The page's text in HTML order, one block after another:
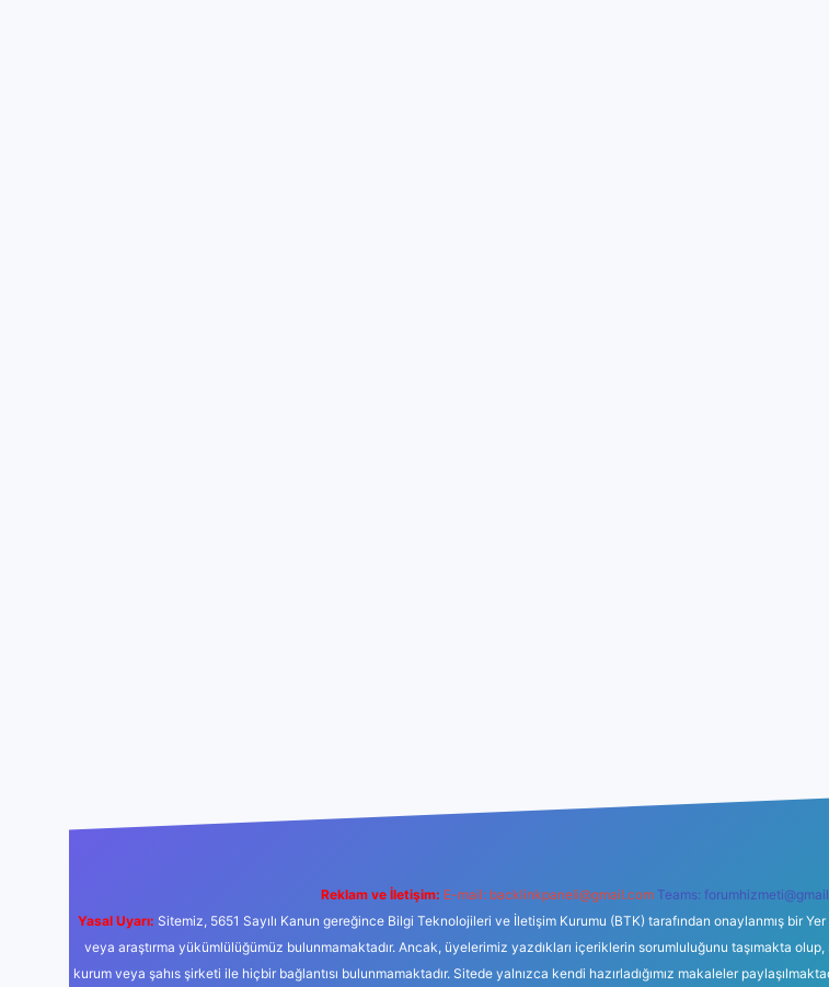
Reklam ve İletişim: E-mail: backlinkpaneli@gmail.com Teams:
Yasal Uyarı: Sitemiz, 5651 Sayılı Kanun gereğince Bilgi Teknolojileri ve İletişim Kurumu (BTK) tarafından onaylanmış bir
veya araştırma yükümlülüğümüz bulunmamaktadır. Ancak, üyelerimiz yazdıkları içeriklerin sorumluluğunu taşımakta
kurum veya şahıs şirketi ile hiçbir bağlantısı bulunmamaktadır. Sitede yalnızca kendi hazırladığımız makaleler